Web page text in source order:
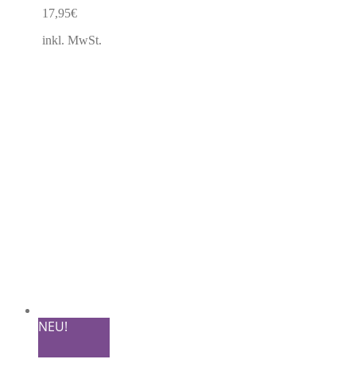
17,95€
inkl. MwSt.
NEU!